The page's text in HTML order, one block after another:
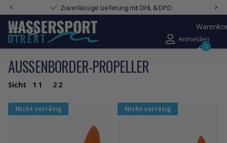
Zuverlässige Lieferung mit DHL & DPD
Anmelden
0
AUSSENBORDER-PROPELLER
Sicht 1 1 2 2
Nicht vorrätig Nicht vorrätig